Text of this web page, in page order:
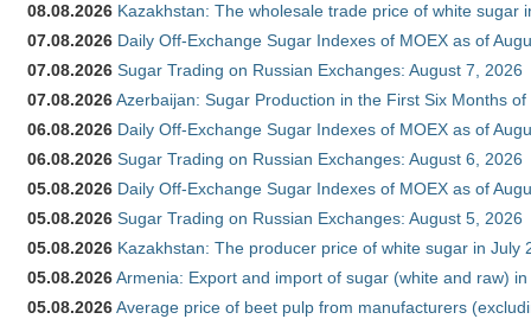
08.08.2026 Kazakhstan: The wholesale trade price of white sugar
07.08.2026 Daily Off-Exchange Sugar Indexes of MOEX as of
07.08.2026 Sugar Trading on Russian Exchanges: August 7, 2026
07.08.2026Azerbaijan: Sugar Production in the First Six Months of
06.08.2026 Daily Off-Exchange Sugar Indexes of MOEX as of
06.08.2026 Sugar Trading on Russian Exchanges: August 6, 2026
05.08.2026 Daily Off-Exchange Sugar Indexes of MOEX as of
05.08.2026 Sugar Trading on Russian Exchanges: August 5, 2026
05.08.2026 Kazakhstan: The producer price of white sugar in July
05.08.2026Armenia: Export and import of sugar (white and raw)
05.08.2026Average price of beet pulp from manufacturers